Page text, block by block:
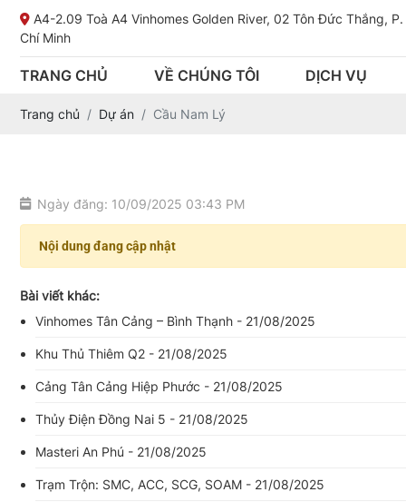
A4-2.09 Toà A4 Vinhomes Golden River, 02 Tôn Đức Thắng, P.
Chí Minh
TRANG CHỦ VỀ CHÚNG TÔI DỊCH VỤ
Trang chủ Dự án Cầu Nam Lý
Ngày đăng: 10/09/2025 03:43 PM
Nội dung đang cập nhật
Bài viết khác:
Vinhomes Tân Cảng – Bình Thạnh - 21/08/2025
Khu Thủ Thiêm Q2 - 21/08/2025
Cảng Tân Cảng Hiệp Phước - 21/08/2025
Thủy Điện Đồng Nai 5 - 21/08/2025
Masteri An Phú - 21/08/2025
Trạm Trộn: SMC, ACC, SCG, SOAM - 21/08/2025